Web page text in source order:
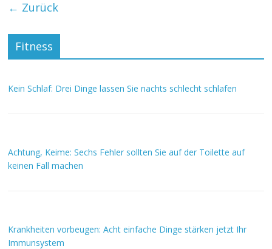
← Zurück
Fitness
Kein Schlaf: Drei Dinge lassen Sie nachts schlecht schlafen
Achtung, Keime: Sechs Fehler sollten Sie auf der Toilette auf
keinen Fall machen
Krankheiten vorbeugen: Acht einfache Dinge stärken jetzt Ihr
Immunsystem